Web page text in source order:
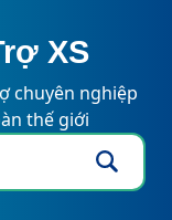
XS
chuyên nghiệp
thế giới